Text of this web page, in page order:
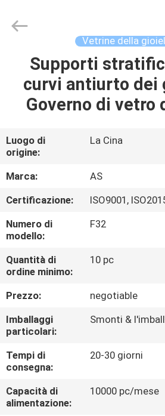
CASA
PRODOTTI
VIDEO
CIRCA
NOI
GIRO
DELLA
FABBRICA
CONTROLLO
DI
QUALITÀ
CONTATTICI
Display
Shelves
Vetrine della
Supporti
curvi antiurto dei
Governo di vetro
Luogo di
origine:
La Cina
Marca:
AS
Certificazione:
ISO9001,
Numero di
modello:
F32
Quantità di
ordine minimo:
10 pc
Prezzo:
negotiable
Imballaggi
particolari:
Smonti &
Tempi di
consegna:
20-30 giorni
Capacità di
alimentazione:
10000 pc/mese